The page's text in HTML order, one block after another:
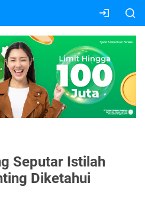
Seputar Istilah
Diketahui